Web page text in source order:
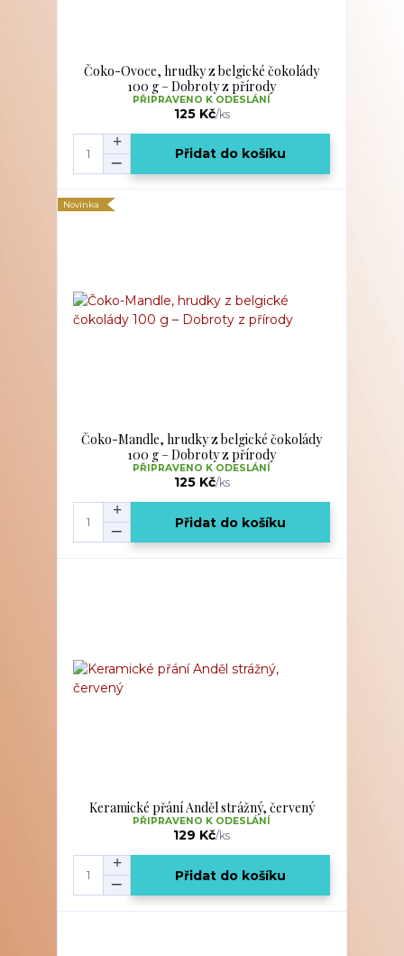
Čoko-Ovoce, hrudky z belgické čokolády
100 g – Dobroty z přírody
125 Kč/ks
PŘIPRAVENO K ODESLÁNÍ
Přidat do košíku
Novinka
Čoko-Mandle, hrudky z belgické čokolády
100 g – Dobroty z přírody
125 Kč/ks
PŘIPRAVENO K ODESLÁNÍ
Přidat do košíku
Keramické přání Anděl strážný, červený
129 Kč/ks
PŘIPRAVENO K ODESLÁNÍ
Přidat do košíku